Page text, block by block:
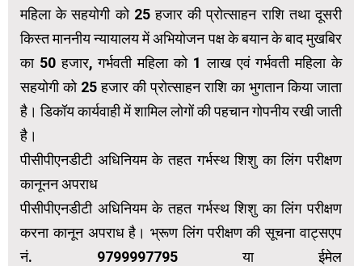
महिला के सहयोगी को 25 हजार की प्रोत्साहन राशि तथा दूसरी
किस्त माननीय न्यायालय में अभियोजन पक्ष के बयान के बाद मुखबिर
का 50 हजार, गर्भवती महिला को 1 लाख एवं गर्भवती महिला के
सहयोगी को 25 हजार की प्रोत्साहन राशि का भुगतान किया जाता
है। डिकॉय कार्यवाही में शामिल लोगों की पहचान गोपनीय रखी जाती
है।
पीसीपीएनडीटी अधिनियम के तहत गर्भस्थ शिशु का लिंग परीक्षण
कानूनन अपराध
पीसीपीएनडीटी अधिनियम के तहत गर्भस्थ शिशु का लिंग परीक्षण
करना कानून अपराध है। भ्रूण लिंग परीक्षण की सूचना वाट्सएप
नं. 9799997795 या ईमेल